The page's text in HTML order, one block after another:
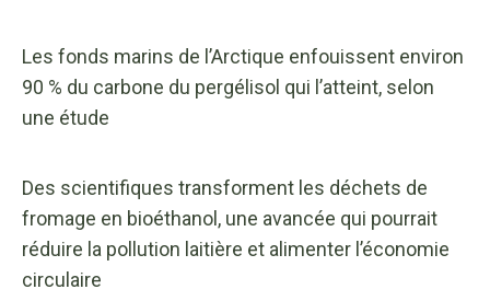
Les fonds marins de l’Arctique enfouissent environ
90 % du carbone du pergélisol qui l’atteint, selon
une étude
Des scientifiques transforment les déchets de
fromage en bioéthanol, une avancée qui pourrait
réduire la pollution laitière et alimenter l’économie
circulaire